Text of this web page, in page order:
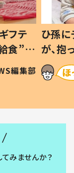
フテ
食”を
の親
編集部
ひ孫
が、
「涙が
い」
みませんか？